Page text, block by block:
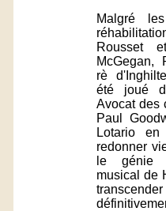
Malgré
Rousset
McGegan,
rè
été joué
Avocat des
Paul
Lotario
redonner
le génie
musical de